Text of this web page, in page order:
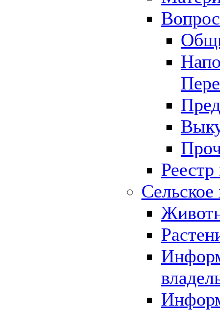
Сельское